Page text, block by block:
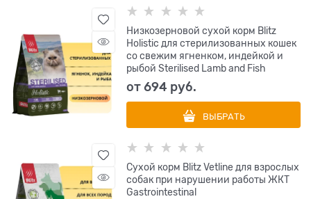
Низкозерновой сухой корм Blitz
Holistic для стерилизованных кошек
со свежим ягненком, индейкой и
рыбой Sterilised Lamb and Fish
от694 руб.
ВЫБРАТЬ
Сухой корм Blitz Vetline для взрослых
собак при нарушении работы ЖКТ
Gastrointestinal